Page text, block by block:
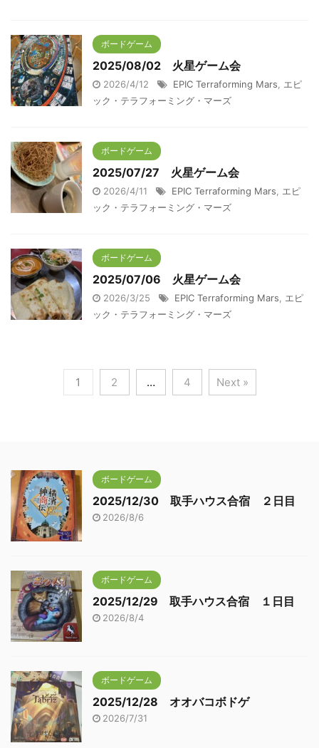
ボードゲーム
2025/08/02 火星ゲーム会
2026/4/12 EPIC Terraforming Mars
エピ
ック・テラフォーミング・マーズ
ボードゲーム
2025/07/27 火星ゲーム会
2026/4/11 EPIC Terraforming Mars
エピ
ック・テラフォーミング・マーズ
ボードゲーム
2025/07/06 火星ゲーム会
2026/3/25 EPIC Terraforming Mars
エピ
ック・テラフォーミング・マーズ
1 2 … 4 Next »
ボードゲーム
2025/12/30 取手ハウス合宿 ２日目
2026/8/6
ボードゲーム
2025/12/29 取手ハウス合宿 １日目
2026/8/4
ボードゲーム
2025/12/28 オオバコボドゲ
2026/7/31